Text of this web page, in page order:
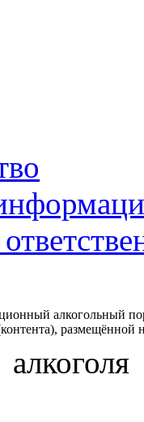
алкогольный
размещённой